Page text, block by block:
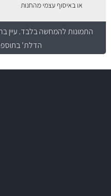
או באיסוף עצמי מהחנות
התמונות להמחשה בלבד.עיין
הדלת'